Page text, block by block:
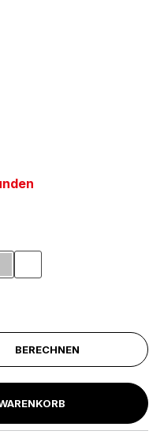
Silberfarben
Weiß
BERECHNEN
Wert